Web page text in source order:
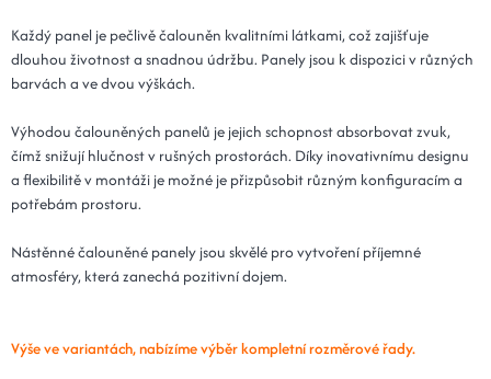
Každý panel je pečlivě čalouněn kvalitními látkami, což zajišťuje
dlouhou životnost a snadnou údržbu. Panely jsou k dispozici v různých
barvách a ve dvou výškách.
Výhodou čalouněných panelů je jejich schopnost absorbovat zvuk,
čímž snižují hlučnost v rušných prostorách. Díky inovativnímu designu
a flexibilitě v montáži je možné je přizpůsobit různým konfiguracím a
potřebám prostoru.
Nástěnné čalouněné panely jsou skvělé pro vytvoření příjemné
atmosféry, která zanechá pozitivní dojem.
Výše ve variantách, nabízíme výběr kompletní rozměrové řady.